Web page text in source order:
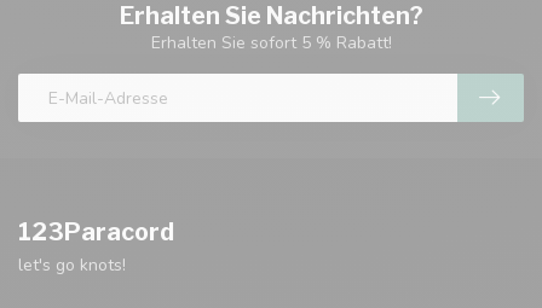
Erhalten Sie Nachrichten?
Erhalten Sie sofort 5 % Rabatt!
123Paracord
let's go knots!